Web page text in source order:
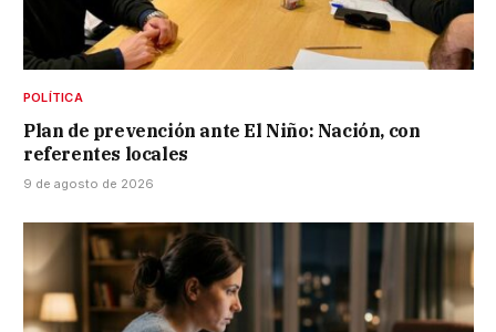
POLÍTICA
Plan de prevención ante El Niño: Nación, con
referentes locales
9 de agosto de 2026